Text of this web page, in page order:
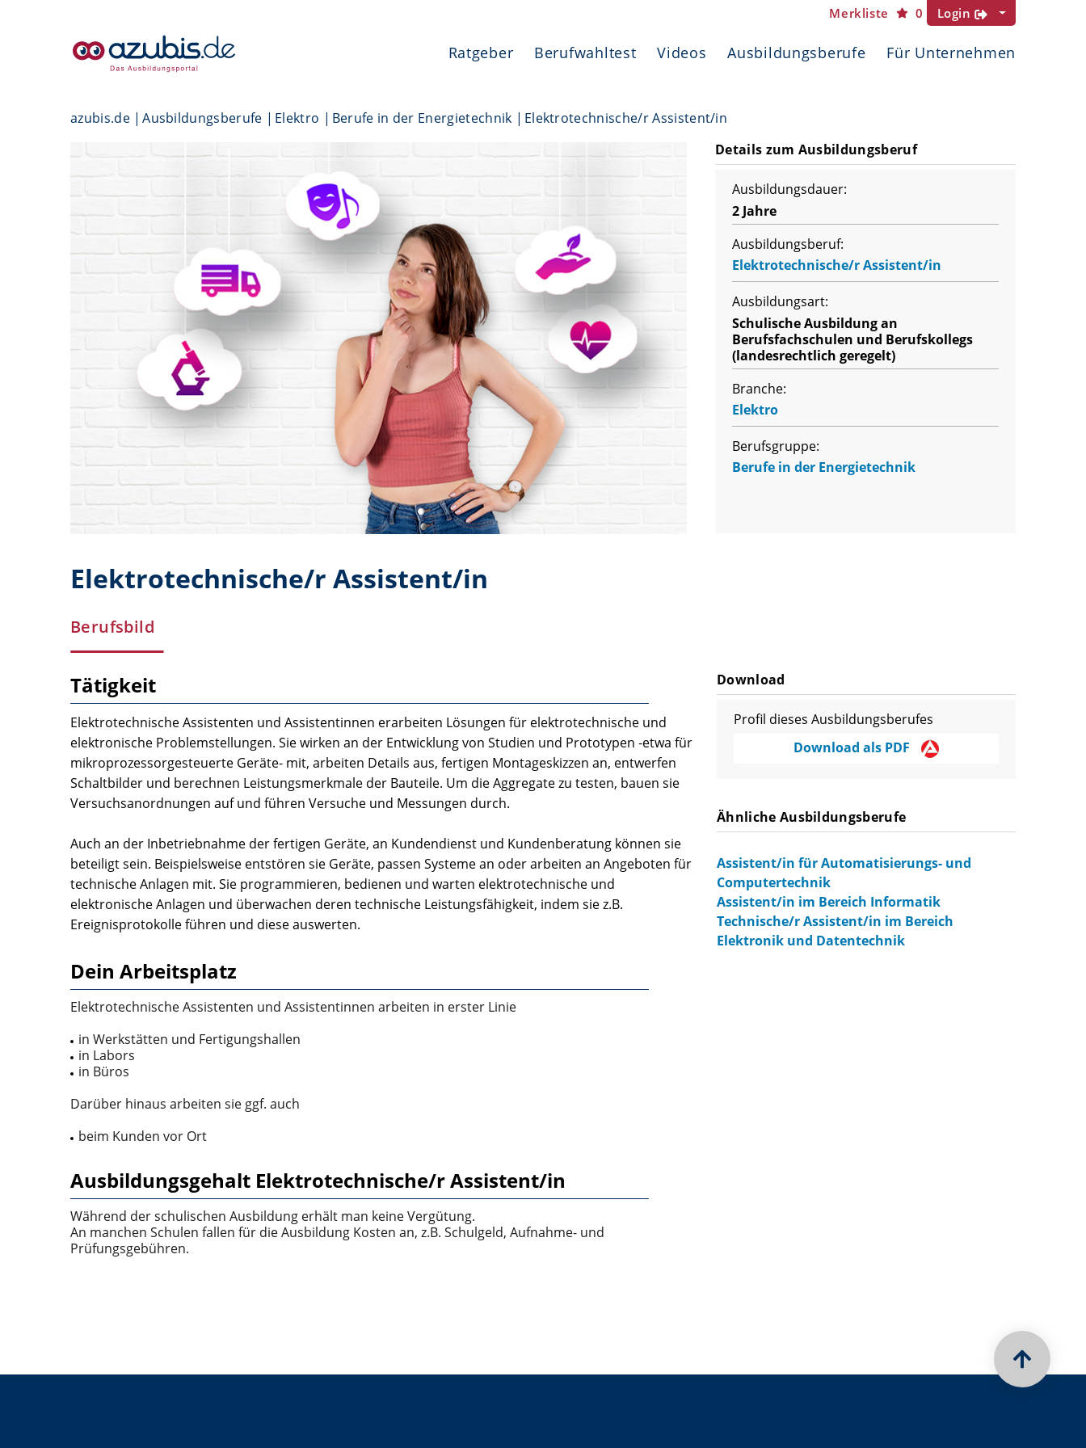
Merkliste 0 Login
Ratgeber Berufwahltest Videos Ausbildungsberufe Für Unternehmen
azubis.de Ausbildungsberufe Elektro Berufe in der Energietechnik
Elektrotechnische/r Assistent/in
Details zum Ausbildungsberuf
Ausbildungsdauer:
2 Jahre
Ausbildungsberuf:
Elektrotechnische/r Assistent/in
Ausbildungsart:
Schulische Ausbildung an
Berufsfachschulen und Berufskollegs
(landesrechtlich geregelt)
Branche:
Elektro
Berufsgruppe:
Berufe in der Energietechnik
Elektrotechnische/r Assistent/in
Berufsbild
Tätigkeit
Elektrotechnische Assistenten und Assistentinnen erarbeiten Lösungen für elektrotechnische und
elektronische Problemstellungen. Sie wirken an der Entwicklung von Studien und Prototypen ‑etwa für
mikroprozessorgesteuerte Geräte‑ mit, arbeiten Details aus, fertigen Montageskizzen an, entwerfen
Schaltbilder und berechnen Leistungsmerkmale der Bauteile. Um die Aggregate zu testen, bauen sie
Versuchsanordnungen auf und führen Versuche und Messungen durch.
Auch an der Inbetriebnahme der fertigen Geräte, an Kundendienst und Kundenberatung können sie
beteiligt sein. Beispielsweise entstören sie Geräte, passen Systeme an oder arbeiten an Angeboten für
technische Anlagen mit. Sie programmieren, bedienen und warten elektrotechnische und
elektronische Anlagen und überwachen deren technische Leistungsfähigkeit, indem sie z.B.
Ereignisprotokolle führen und diese auswerten.
Dein Arbeitsplatz
Elektrotechnische Assistenten und Assistentinnen arbeiten in erster Linie
in Werkstätten und Fertigungshallen
in Labors
in Büros
Darüber hinaus arbeiten sie ggf. auch
beim Kunden vor Ort
Ausbildungsgehalt Elektrotechnische/r Assistent/in
Während der schulischen Ausbildung erhält man keine Vergütung.
An manchen Schulen fallen für die Ausbildung Kosten an, z.B. Schulgeld, Aufnahme- und
Prüfungsgebühren.
Download
Profil dieses Ausbildungsberufes
Download als PDF
Ähnliche Ausbildungsberufe
Assistent/in für Automatisierungs- und
Computertechnik
Assistent/in im Bereich Informatik
Technische/r Assistent/in im Bereich
Elektronik und Datentechnik